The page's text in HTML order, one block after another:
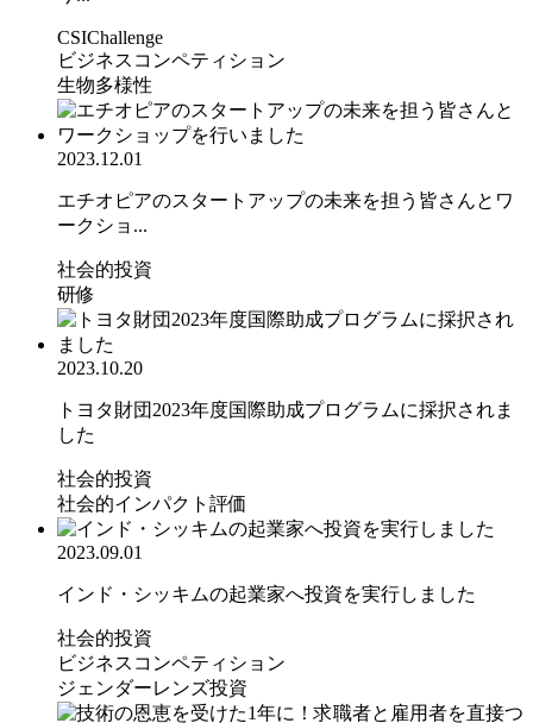
CSIChallenge
ビジネスコンペティション
生物多様性
2023.12.01
エチオピアのスタートアップの未来を担う皆さんとワ
ークショ...
社会的投資
研修
2023.10.20
トヨタ財団2023年度国際助成プログラムに採択されま
した
社会的投資
社会的インパクト評価
2023.09.01
インド・シッキムの起業家へ投資を実行しました
社会的投資
ビジネスコンペティション
ジェンダーレンズ投資